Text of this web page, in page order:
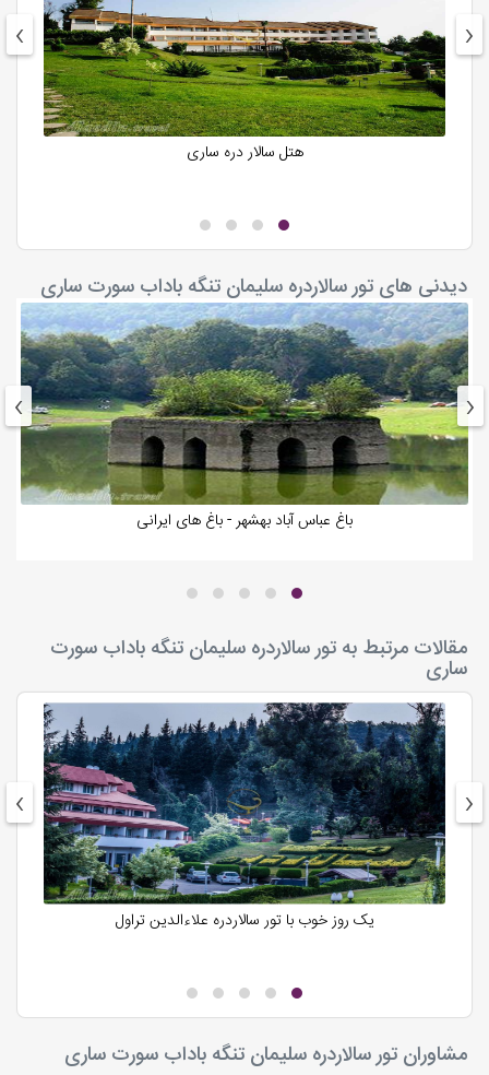
هتل سالار دره ساری
‹
›
دیدنی های تور سالاردره سلیمان تنگه باداب سورت ساری
باغ عباس آباد بهشهر - باغ های ایرانی
‹
›
مقالات مرتبط به تور سالاردره سلیمان تنگه باداب سورت
ساری
یک روز خوب با تور سالاردره علاءالدین تراول
‹
›
مشاوران تور سالاردره سلیمان تنگه باداب سورت ساری